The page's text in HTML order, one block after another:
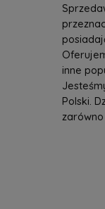
inne
Polski.